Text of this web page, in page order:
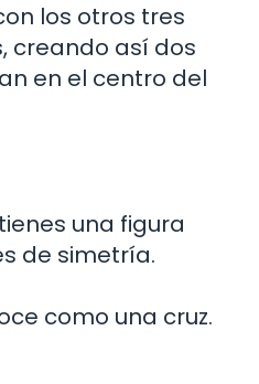
los otros tres
creando así dos
en el centro del
una figura
de simetría.
como una cruz.